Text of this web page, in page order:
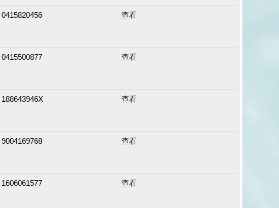
0415820456 查看
0415500877 查看
188643946X 查看
9004169768 查看
1606061577 查看